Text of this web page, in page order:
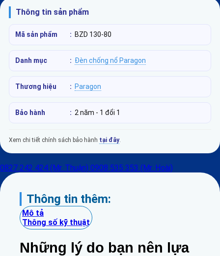
Thông tin sản phẩm
Mã sản phẩm : BZD 130-80
Danh mục : Đèn chống nổ Paragon
Thương hiệu : Paragon
Bảo hành : 2 năm - 1 đổi 1
Xem chi tiết chính sách bảo hành tại đây.
0827 242 424 (Mr. Thuận) 0908 535 353 (Mr. Hoài)
Thông tin thêm:
Mô tả
Thông số kỹ thuật
Những lý do bạn nên lựa